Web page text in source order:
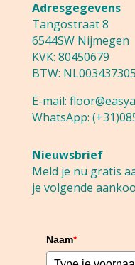
Adresgegevens
Tangostraat 8
6544SW Nijmegen
KVK: 80450679
BTW:
E-mail:
WhatsApp:
Nieuwsbrief
Meld je nu gratis
je volgende
Naam*